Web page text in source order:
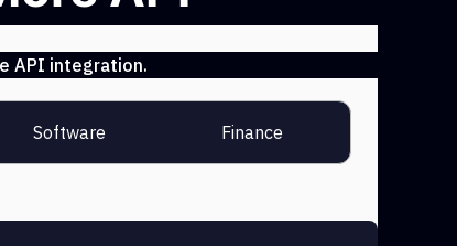
API integration.
Software Finance